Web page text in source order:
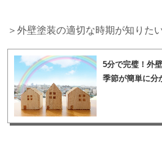
＞外壁塗装の適切な時期が知りた
5分で完璧！外
季節が簡単に分